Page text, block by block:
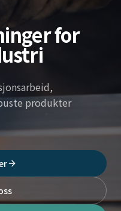
for
produkter